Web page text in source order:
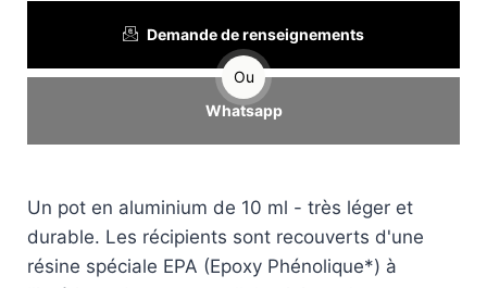
Demande de renseignements
Ou
Whatsapp
Un pot en aluminium de 10 ml - très léger et
durable. Les récipients sont recouverts d'une
résine spéciale EPA (Epoxy Phénolique*) à